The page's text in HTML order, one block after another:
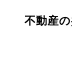
不動産